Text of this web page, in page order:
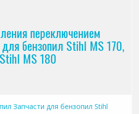
переключением
бензопил Stihl MS 170,
Stihl MS 180
Запчасти для бензопил Stihl